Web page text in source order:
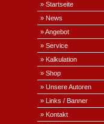
» Startseite
» News
» Angebot
» Service
» Kalkulation
» Shop
» Unsere Autoren
» Links / Banner
» Kontakt